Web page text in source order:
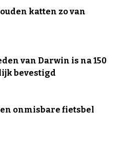
katten zo van
van Darwin is na 150
bevestigd
onmisbare fietsbel